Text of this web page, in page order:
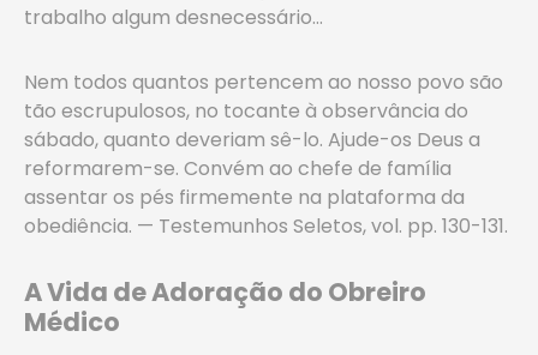
trabalho algum desnecessário…
Nem todos quantos pertencem ao nosso povo são
tão escrupulosos, no tocante à observância do
sábado, quanto deveriam sê-lo. Ajude-os Deus a
reformarem-se. Convém ao chefe de família
assentar os pés firmemente na plataforma da
obediência. — Testemunhos Seletos, vol. pp. 130-131.
A Vida de Adoração do Obreiro
Médico